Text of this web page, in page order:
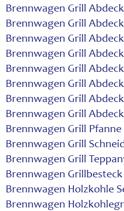
Brennwagen Grill
Brennwagen Grill
Brennwagen Grill
Brennwagen Grill
Brennwagen Grill
Brennwagen Grill
Brennwagen Grill
Brennwagen Grill
Brennwagen Grill Pfanne
Brennwagen Grill
Brennwagen Grill
Brennwagen Grillbesteck
Brennwagen Holzkohle
Brennwagen